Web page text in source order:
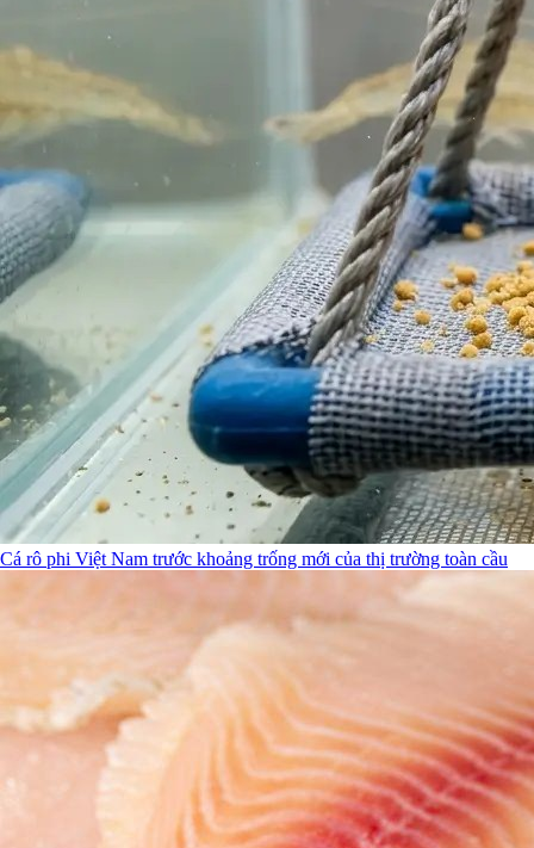
Cá rô phi Việt Nam trước khoảng trống mới của thị trường toàn cầu